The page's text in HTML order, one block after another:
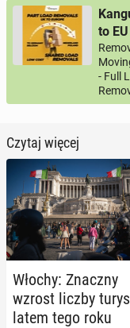
to EU
- Full
Czytaj więcej
Włochy: Znaczny
wzrost liczby
latem tego roku